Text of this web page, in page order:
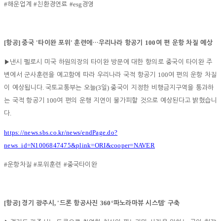
#해운업계#친환경연료 #esg경영
[항공]중국 '타이완 포위 '훈련에 …우리나라 항공기 100 여 편 운항 차질 예상
▶ 낸시 펠로시 미국 하원의장의 타이완 방문에 대한 항의로 중국이 타이완 주
변에서 군사훈련을 예고함에 따라 우리나라 국적 항공기 100여 편의 운항 차질
이 예상됩니다. 국토교통부는 오늘(3일)중국이 지정한 비행금지구역을 통과하
는 국적 항공기 100여 편의 운행 지연이 불가피할 것으로 예상된다고 밝혔습니
다.
https://news.sbs.co.kr/news/endPage.do?
news_id=N1006847475&plink=ORI&cooper=NAVER
#운항차질#포위훈련 #중국타이완
[항공] 경기 광주시 , '드론 항공사진 360°파노라마뷰 시스템' 구축